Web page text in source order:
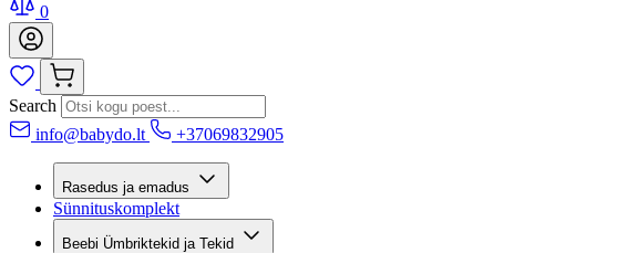
0
Search
info@babydo.lt
+37069832905
Rasedus ja emadus
Sünnituskomplekt
Beebi Ümbriktekid ja Tekid